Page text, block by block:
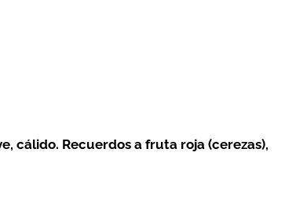
cálido. Recuerdos a fruta roja (cerezas),